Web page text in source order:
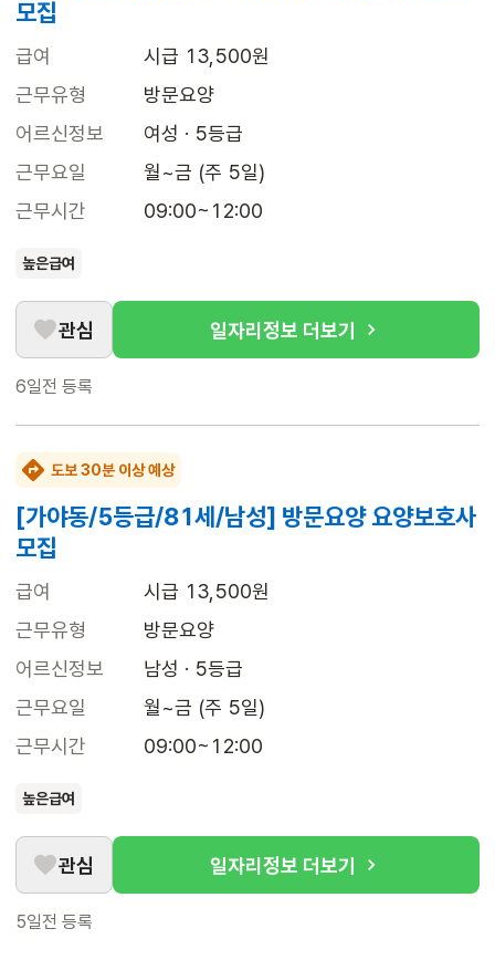
모집
급여
시급 13,500원
근무유형
방문요양
어르신정보
여성 · 5등급
근무요일
월~금 (주 5일)
근무시간
09:00~12:00
높은급여
관심 일자리정보 더보기
6일전 등록
도보 30분 이상 예상
[가야동/5등급/81세/남성] 방문요양 요양보호사
모집
급여
시급 13,500원
근무유형
방문요양
어르신정보
남성 · 5등급
근무요일
월~금 (주 5일)
근무시간
09:00~12:00
높은급여
관심 일자리정보 더보기
5일전 등록